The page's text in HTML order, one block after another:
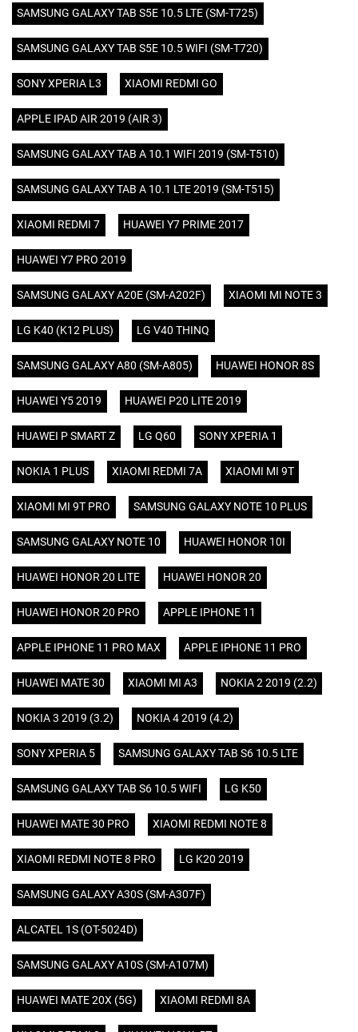
SAMSUNG GALAXY TAB S5E 10.5 LTE (SM-T725)
SAMSUNG GALAXY TAB S5E 10.5 WIFI (SM-T720)
SONY XPERIA L3 XIAOMI REDMI GO
APPLE IPAD AIR 2019 (AIR 3)
SAMSUNG GALAXY TAB A 10.1 WIFI 2019 (SM-T510)
SAMSUNG GALAXY TAB A 10.1 LTE 2019 (SM-T515)
XIAOMI REDMI 7 HUAWEI Y7 PRIME 2017
HUAWEI Y7 PRO 2019
SAMSUNG GALAXY A20E (SM-A202F) XIAOMI MI NOTE 3
LG K40 (K12 PLUS) LG V40 THINQ
SAMSUNG GALAXY A80 (SM-A805) HUAWEI HONOR 8S
HUAWEI Y5 2019 HUAWEI P20 LITE 2019
HUAWEI P SMART Z LG Q60 SONY XPERIA 1
NOKIA 1 PLUS XIAOMI REDMI 7A XIAOMI MI 9T
XIAOMI MI 9T PRO SAMSUNG GALAXY NOTE 10 PLUS
SAMSUNG GALAXY NOTE 10 HUAWEI HONOR 10I
HUAWEI HONOR 20 LITE HUAWEI HONOR 20
HUAWEI HONOR 20 PRO APPLE IPHONE 11
APPLE IPHONE 11 PRO MAX APPLE IPHONE 11 PRO
HUAWEI MATE 30 XIAOMI MI A3 NOKIA 2 2019 (2.2)
NOKIA 3 2019 (3.2) NOKIA 4 2019 (4.2)
SONY XPERIA 5 SAMSUNG GALAXY TAB S6 10.5 LTE
SAMSUNG GALAXY TAB S6 10.5 WIFI LG K50
HUAWEI MATE 30 PRO XIAOMI REDMI NOTE 8
XIAOMI REDMI NOTE 8 PRO LG K20 2019
SAMSUNG GALAXY A30S (SM-A307F)
ALCATEL 1S (OT-5024D)
SAMSUNG GALAXY A10S (SM-A107M)
HUAWEI MATE 20X (5G) XIAOMI REDMI 8A